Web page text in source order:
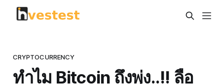
CRYPTOCURRENCY
ทำไม Bitcoin ถึงพุ่ง..!! ลือ